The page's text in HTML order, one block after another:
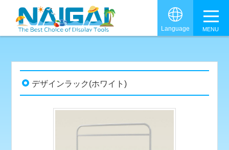
Language
グ
デザインラック(ホワイト)